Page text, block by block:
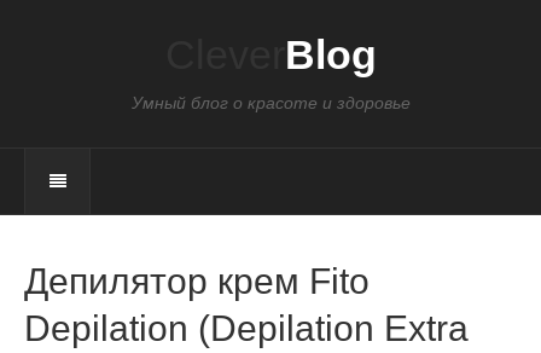
Blog
Умный блог о красоте и здоровье
Депилятор крем Fito
Depilation (Depilation Extra